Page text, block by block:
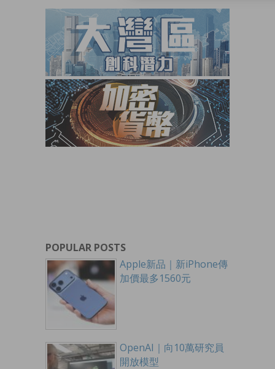
POPULAR POSTS
Apple新品｜新iPhone傳
加價最多1560元
OpenAI｜向10萬研究員
開放模型